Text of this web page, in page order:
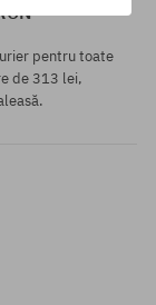
pentru toate
de 313 lei,